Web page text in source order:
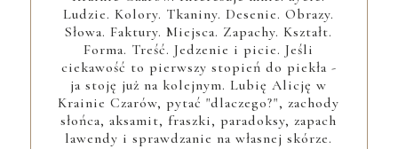
Ludzie. Kolory. Tkaniny. Desenie. Obrazy.
Słowa. Faktury. Miejsca. Zapachy. Kształt.
Forma. Treść. Jedzenie i picie. Jeśli
ciekawość to pierwszy stopień do piekła -
ja stoję już na kolejnym. Lubię Alicję w
Krainie Czarów, pytać "dlaczego?", zachody
słońca, aksamit, fraszki, paradoksy, zapach
lawendy i sprawdzanie na własnej skórze.